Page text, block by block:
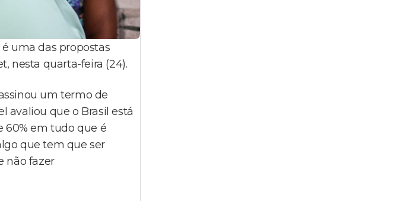
uma das propostas
nesta quarta-feira (24).
um termo de
avaliou que o Brasil está
60% em tudo que é
que tem que ser
não fazer